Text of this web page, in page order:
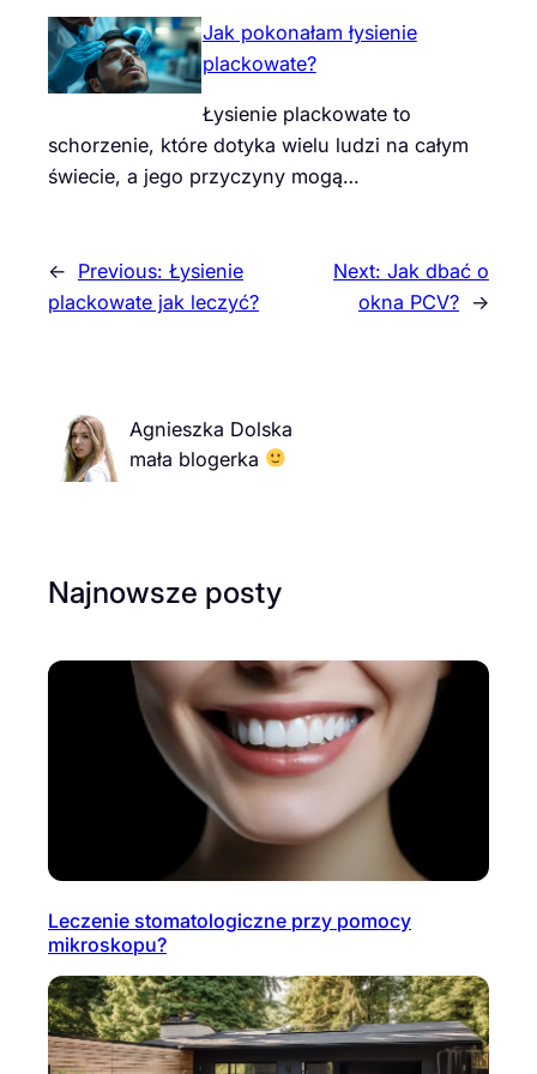
Jak pokonałam łysienie
plackowate?
Łysienie plackowate to
schorzenie, które dotyka wielu ludzi na całym
świecie, a jego przyczyny mogą…
← Previous: Łysienie
plackowate jak leczyć?
Next: Jak dbać o
okna PCV? →
Agnieszka Dolska
mała blogerka
Najnowsze posty
Leczenie stomatologiczne przy pomocy
mikroskopu?